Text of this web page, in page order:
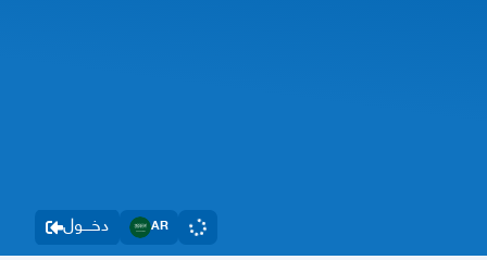
دخــــول AR